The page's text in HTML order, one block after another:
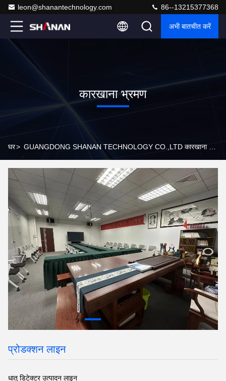
leon@shanantechnology.com 86--13215377368
अभी बातचीत करें
कारखाना भ्रमण
घर>
प्रोडक्शन लाइन
धातु डिटेक्टर उत्पादन लाइन